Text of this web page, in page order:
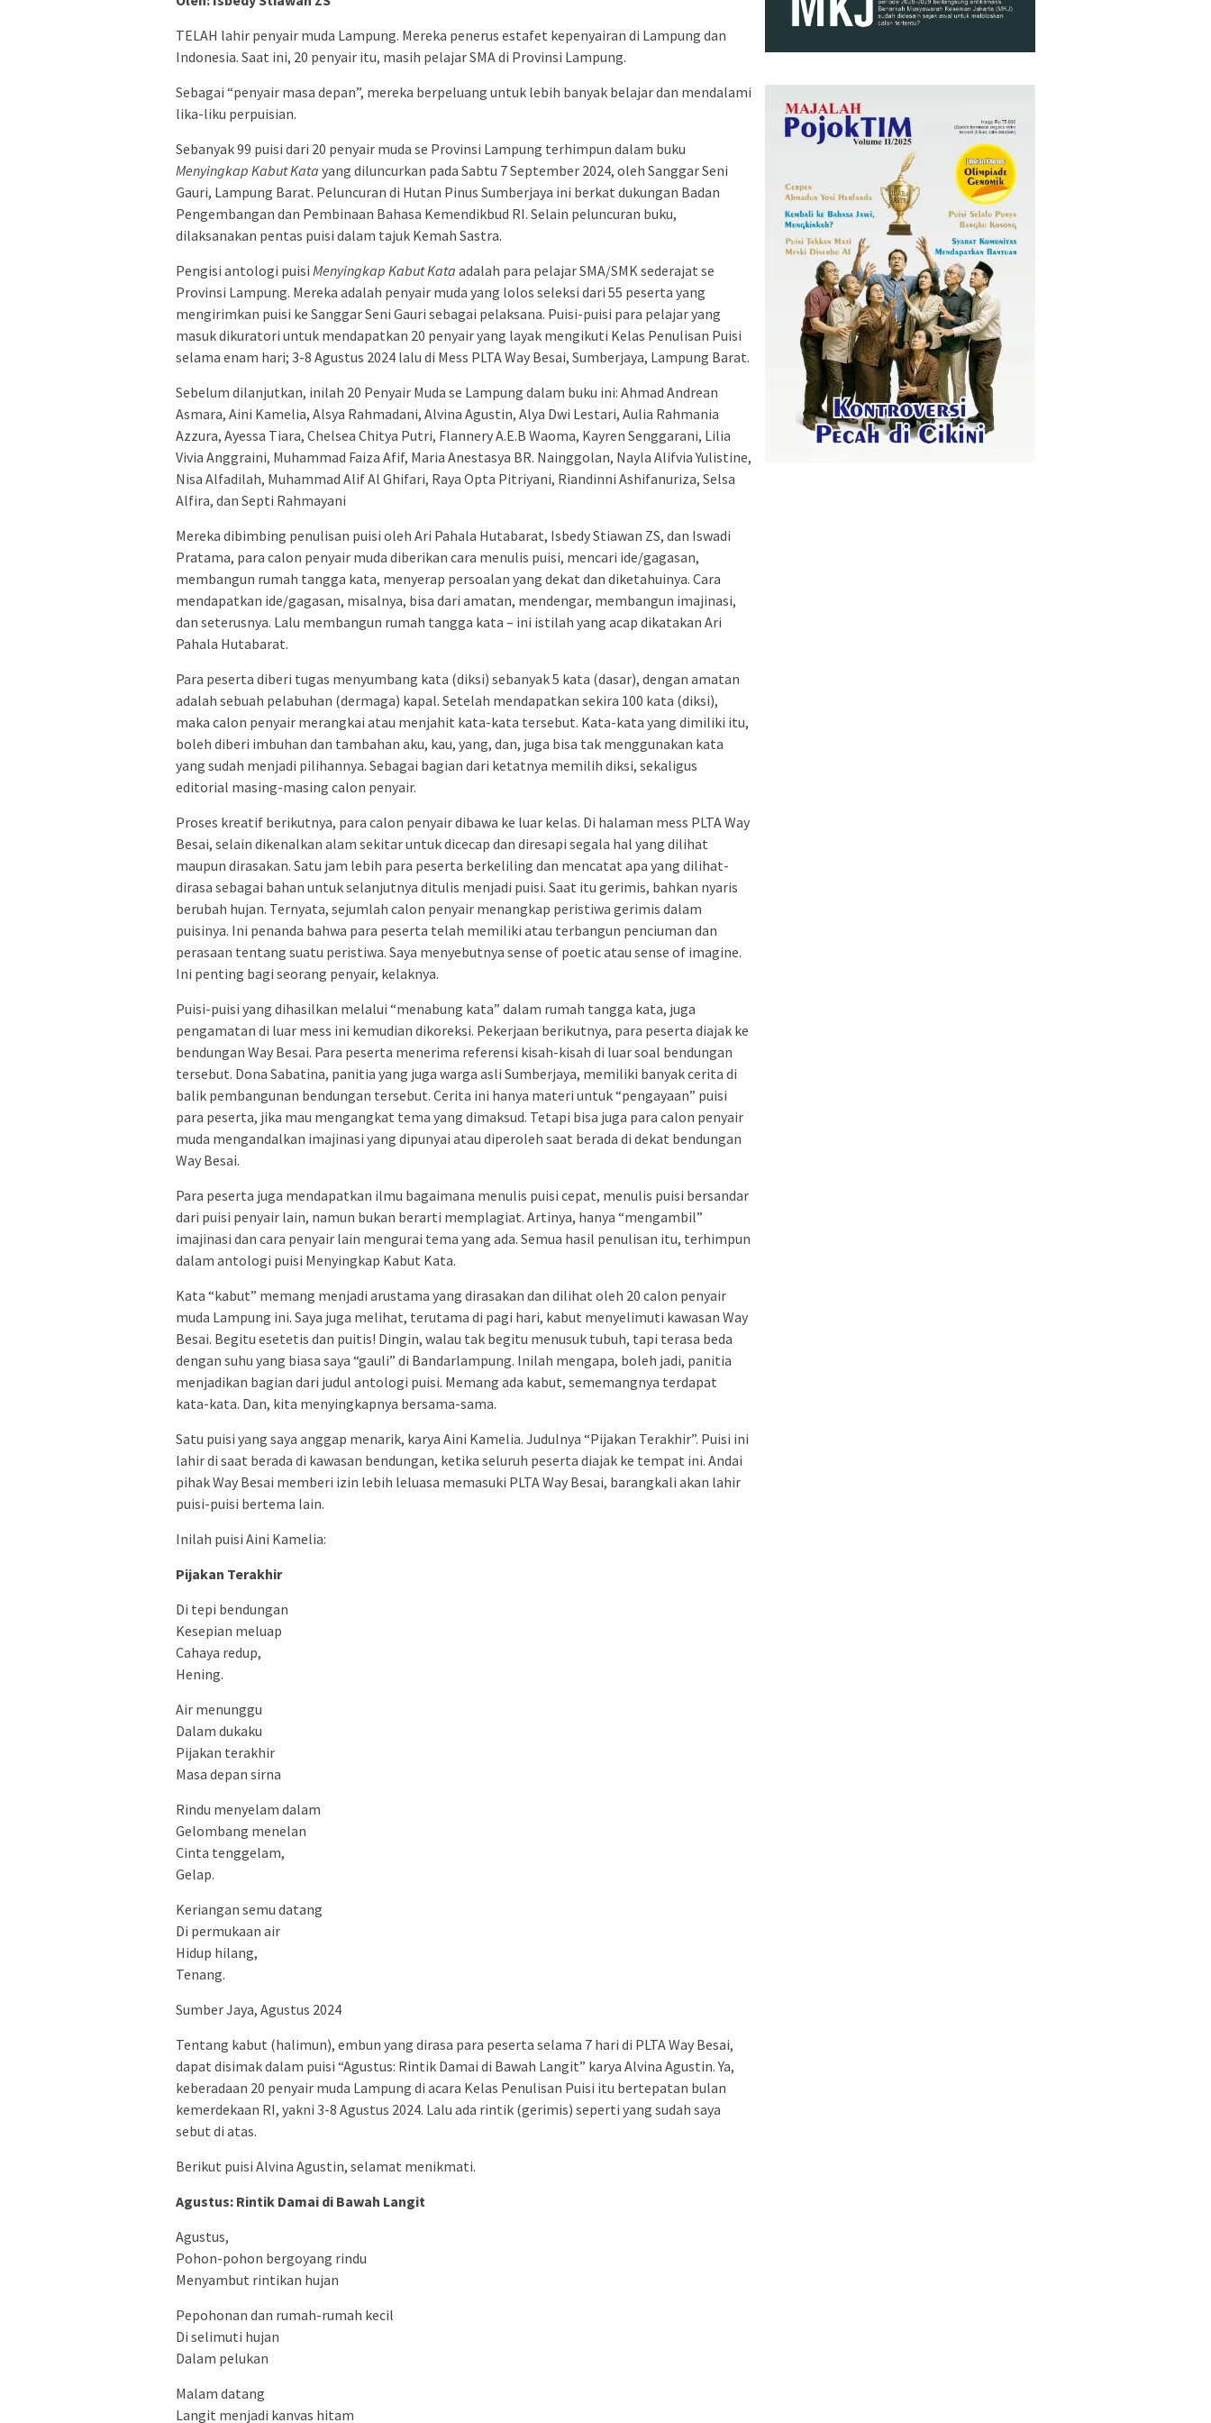
TELAH lahir penyair muda Lampung. Mereka penerus estafet kepenyairan di Lampung dan
Indonesia. Saat ini, 20 penyair itu, masih pelajar SMA di Provinsi Lampung.
Sebagai “penyair masa depan”, mereka berpeluang untuk lebih banyak belajar dan mendalami
lika-liku perpuisian.
Sebanyak 99 puisi dari 20 penyair muda se Provinsi Lampung terhimpun dalam buku
Menyingkap Kabut Kata yang diluncurkan pada Sabtu 7 September 2024, oleh Sanggar Seni
Gauri, Lampung Barat. Peluncuran di Hutan Pinus Sumberjaya ini berkat dukungan Badan
Pengembangan dan Pembinaan Bahasa Kemendikbud RI. Selain peluncuran buku,
dilaksanakan pentas puisi dalam tajuk Kemah Sastra.
Pengisi antologi puisi Menyingkap Kabut Kata adalah para pelajar SMA/SMK sederajat se
Provinsi Lampung. Mereka adalah penyair muda yang lolos seleksi dari 55 peserta yang
mengirimkan puisi ke Sanggar Seni Gauri sebagai pelaksana. Puisi-puisi para pelajar yang
masuk dikuratori untuk mendapatkan 20 penyair yang layak mengikuti Kelas Penulisan Puisi
selama enam hari; 3-8 Agustus 2024 lalu di Mess PLTA Way Besai, Sumberjaya, Lampung Barat.
Sebelum dilanjutkan, inilah 20 Penyair Muda se Lampung dalam buku ini: Ahmad Andrean
Asmara, Aini Kamelia, Alsya Rahmadani, Alvina Agustin, Alya Dwi Lestari, Aulia Rahmania
Azzura, Ayessa Tiara, Chelsea Chitya Putri, Flannery A.E.B Waoma, Kayren Senggarani, Lilia
Vivia Anggraini, Muhammad Faiza Afif, Maria Anestasya BR. Nainggolan, Nayla Alifvia Yulistine,
Nisa Alfadilah, Muhammad Alif Al Ghifari, Raya Opta Pitriyani, Riandinni Ashifanuriza, Selsa
Alfira, dan Septi Rahmayani
Mereka dibimbing penulisan puisi oleh Ari Pahala Hutabarat, Isbedy Stiawan ZS, dan Iswadi
Pratama, para calon penyair muda diberikan cara menulis puisi, mencari ide/gagasan,
membangun rumah tangga kata, menyerap persoalan yang dekat dan diketahuinya. Cara
mendapatkan ide/gagasan, misalnya, bisa dari amatan, mendengar, membangun imajinasi,
dan seterusnya. Lalu membangun rumah tangga kata – ini istilah yang acap dikatakan Ari
Pahala Hutabarat.
Para peserta diberi tugas menyumbang kata (diksi) sebanyak 5 kata (dasar), dengan amatan
adalah sebuah pelabuhan (dermaga) kapal. Setelah mendapatkan sekira 100 kata (diksi),
maka calon penyair merangkai atau menjahit kata-kata tersebut. Kata-kata yang dimiliki itu,
boleh diberi imbuhan dan tambahan aku, kau, yang, dan, juga bisa tak menggunakan kata
yang sudah menjadi pilihannya. Sebagai bagian dari ketatnya memilih diksi, sekaligus
editorial masing-masing calon penyair.
Proses kreatif berikutnya, para calon penyair dibawa ke luar kelas. Di halaman mess PLTA Way
Besai, selain dikenalkan alam sekitar untuk dicecap dan diresapi segala hal yang dilihat
maupun dirasakan. Satu jam lebih para peserta berkeliling dan mencatat apa yang dilihat-
dirasa sebagai bahan untuk selanjutnya ditulis menjadi puisi. Saat itu gerimis, bahkan nyaris
berubah hujan. Ternyata, sejumlah calon penyair menangkap peristiwa gerimis dalam
puisinya. Ini penanda bahwa para peserta telah memiliki atau terbangun penciuman dan
perasaan tentang suatu peristiwa. Saya menyebutnya sense of poetic atau sense of imagine.
Ini penting bagi seorang penyair, kelaknya.
Puisi-puisi yang dihasilkan melalui “menabung kata” dalam rumah tangga kata, juga
pengamatan di luar mess ini kemudian dikoreksi. Pekerjaan berikutnya, para peserta diajak ke
bendungan Way Besai. Para peserta menerima referensi kisah-kisah di luar soal bendungan
tersebut. Dona Sabatina, panitia yang juga warga asli Sumberjaya, memiliki banyak cerita di
balik pembangunan bendungan tersebut. Cerita ini hanya materi untuk “pengayaan” puisi
para peserta, jika mau mengangkat tema yang dimaksud. Tetapi bisa juga para calon penyair
muda mengandalkan imajinasi yang dipunyai atau diperoleh saat berada di dekat bendungan
Way Besai.
Para peserta juga mendapatkan ilmu bagaimana menulis puisi cepat, menulis puisi bersandar
dari puisi penyair lain, namun bukan berarti memplagiat. Artinya, hanya “mengambil”
imajinasi dan cara penyair lain mengurai tema yang ada. Semua hasil penulisan itu, terhimpun
dalam antologi puisi Menyingkap Kabut Kata.
Kata “kabut” memang menjadi arustama yang dirasakan dan dilihat oleh 20 calon penyair
muda Lampung ini. Saya juga melihat, terutama di pagi hari, kabut menyelimuti kawasan Way
Besai. Begitu esetetis dan puitis! Dingin, walau tak begitu menusuk tubuh, tapi terasa beda
dengan suhu yang biasa saya “gauli” di Bandarlampung. Inilah mengapa, boleh jadi, panitia
menjadikan bagian dari judul antologi puisi. Memang ada kabut, sememangnya terdapat
kata-kata. Dan, kita menyingkapnya bersama-sama.
Satu puisi yang saya anggap menarik, karya Aini Kamelia. Judulnya “Pijakan Terakhir”. Puisi ini
lahir di saat berada di kawasan bendungan, ketika seluruh peserta diajak ke tempat ini. Andai
pihak Way Besai memberi izin lebih leluasa memasuki PLTA Way Besai, barangkali akan lahir
puisi-puisi bertema lain.
Inilah puisi Aini Kamelia:
Pijakan Terakhir
Di tepi bendungan
Kesepian meluap
Cahaya redup,
Hening.
Air menunggu
Dalam dukaku
Pijakan terakhir
Masa depan sirna
Rindu menyelam dalam
Gelombang menelan
Cinta tenggelam,
Gelap.
Keriangan semu datang
Di permukaan air
Hidup hilang,
Tenang.
Sumber Jaya, Agustus 2024
Tentang kabut (halimun), embun yang dirasa para peserta selama 7 hari di PLTA Way Besai,
dapat disimak dalam puisi “Agustus: Rintik Damai di Bawah Langit” karya Alvina Agustin. Ya,
keberadaan 20 penyair muda Lampung di acara Kelas Penulisan Puisi itu bertepatan bulan
kemerdekaan RI, yakni 3-8 Agustus 2024. Lalu ada rintik (gerimis) seperti yang sudah saya
sebut di atas.
Berikut puisi Alvina Agustin, selamat menikmati.
Agustus: Rintik Damai di Bawah Langit
Agustus,
Pohon-pohon bergoyang rindu
Menyambut rintikan hujan
Pepohonan dan rumah-rumah kecil
Di selimuti hujan
Dalam pelukan
Malam datang
Langit menjadi kanvas hitam